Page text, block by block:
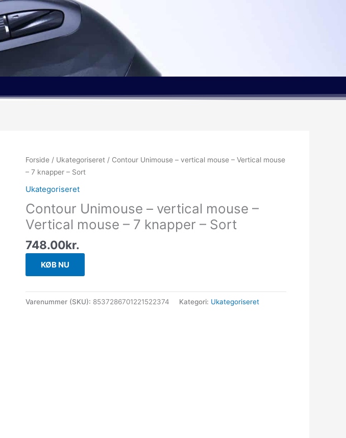
Forside / Ukategoriseret / Contour Unimouse – vertical mouse – Vertical mouse
– 7 knapper – Sort
Ukategoriseret
Contour Unimouse – vertical mouse –
Vertical mouse – 7 knapper – Sort
748.00kr.
KØB NU
Varenummer (SKU): 8537286701221522374 Kategori: Ukategoriseret